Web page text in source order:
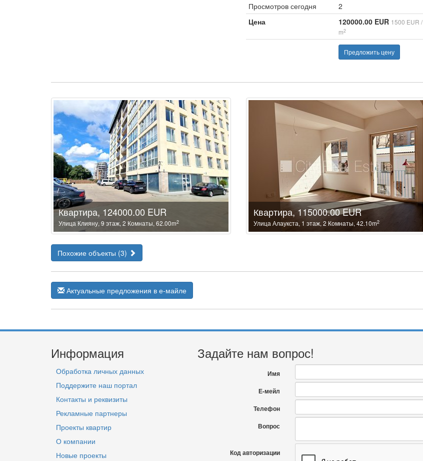
Просмотров сегодня
2
Цена
120000.00 EUR 1500 EUR /
m2
Предложить цену
Квартира, 124000.00 EUR
Улица Клияну, 9 этаж, 2 Комнаты, 62.00m2
Квартира, 115000.00 EUR
Улица Алаукста, 1 этаж, 2 Комнаты, 42.10m2
Похожие объекты (3)
Актуальные предложения в е-майле
Информация
Обработка личных данных
Поддержите наш портал
Контакты и реквизиты
Рекламные партнеры
Проекты квартир
О компании
Новые проекты
Задайте нам вопрос!
Имя
Е-мейл
Телефон
Вопрос
Код авторизации